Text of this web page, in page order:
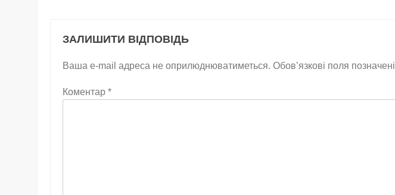
ЗАЛИШИТИ ВІДПОВІДЬ
Ваша e-mail адреса не оприлюднюватиметься. Обов’язкові поля позначені
Коментар *